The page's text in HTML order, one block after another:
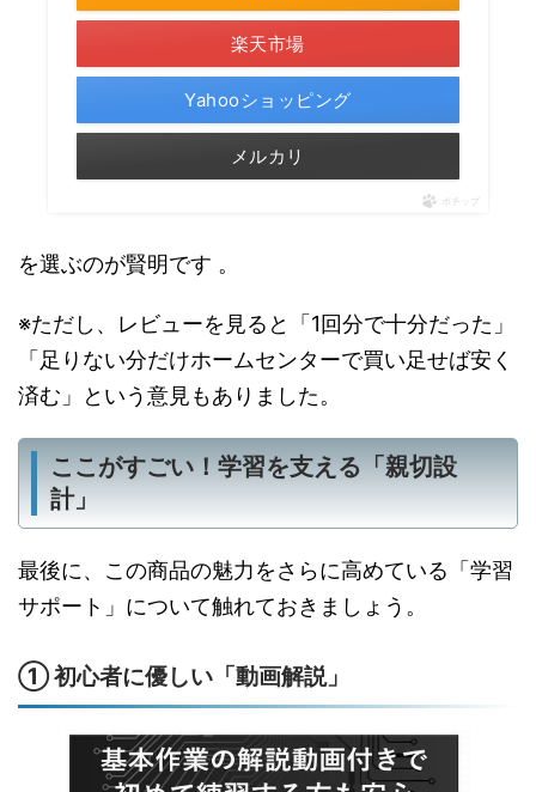
楽天市場
Yahooショッピング
メルカリ
ポチップ
を選ぶのが賢明です 。
※ただし、レビューを見ると「1回分で十分だった」
「足りない分だけホームセンターで買い足せば安く
済む」という意見もありました。
ここがすごい！学習を支える「親切設
計」
最後に、この商品の魅力をさらに高めている「学習
サポート」について触れておきましょう。
① 初心者に優しい「動画解説」